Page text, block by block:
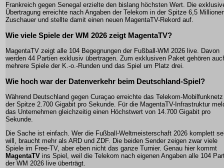
Frankreich gegen Senegal erzielte den bislang höchsten Wert. Die
Übertragung erreichte nach Angaben der Telekom in der Spitze 6,5
Zuschauer und stellte damit einen neuen MagentaTV-Rekord auf.
Wie viele Spiele der WM 2026 zeigt MagentaTV?
MagentaTV zeigt alle 104 Begegnungen der Fußball-WM 2026 live. Davon
werden 44 Partien exklusiv übertragen. Zum exklusiven Paket gehören
mehrere Spiele der K.-o.-Runden und das Spiel um Platz drei.
Wie hoch war der Datenverkehr beim Deutschland-Spiel?
Während Deutschland gegen Curaçao erreichte das Telekom-
der Spitze 2.700 Gigabit pro Sekunde. Für die MagentaTV-Infrastruktur
das Unternehmen gleichzeitig einen Höchstwert von 14.700 Gigabit pro
Sekunde.
Die Sache ist einfach. Wer die Fußball-Weltmeisterschaft 2026 komplett
will, braucht mehr als ARD und ZDF. Die beiden Sender zeigen zwar viele
Spiele im Free-TV, aber eben nicht das ganze Turnier. Genau hier kommt
MagentaTV ins Spiel, weil die Telekom nach eigenen Angaben alle 104
der WM 2026 live überträgt.